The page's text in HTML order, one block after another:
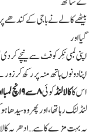
بیٹھے کالے نے باجی کے کندھے
گیا اور
اپنی لمبی نِکر کو فٹ سے نیچے کر دی
اپنا دونوں ہاتھ منہ پر رکھ کر
اس کاکالا لنڈکوئی۸سے۹انچ
لنڈ لٹک رہا تھا، اور پھر وہ
یہ بہت مزے کا ہے… ادھر یہ کالا